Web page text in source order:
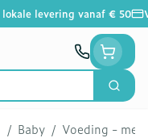
lokale levering vanaf € 50
Zoek
/ Baby / Voeding - melk